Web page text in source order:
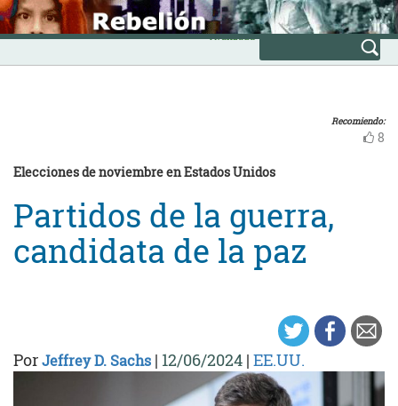
Skip
to
content
INICIO
Avanzada
Recomiendo:
8
Elecciones de noviembre en Estados Unidos
Partidos de la guerra,
candidata de la paz
PorJeffrey D. Sachs | 12/06/2024 | EE.UU.